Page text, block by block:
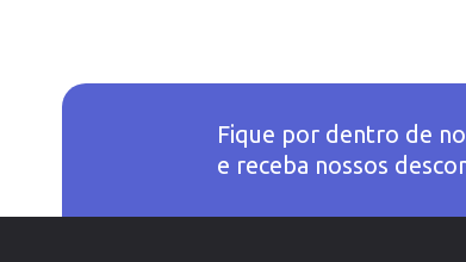
Fique por dentro de
e receba nossos